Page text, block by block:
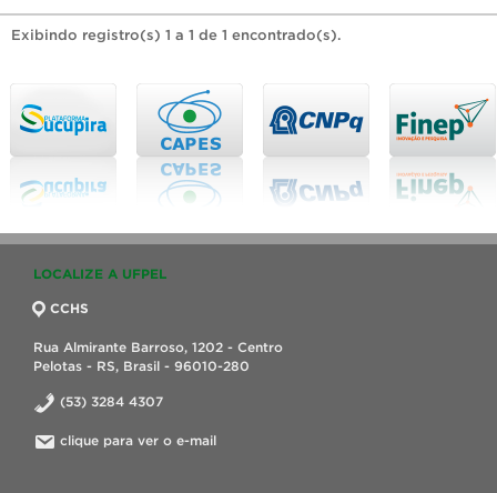
Exibindo registro(s) 1 a 1 de 1 encontrado(s).
LOCALIZE A UFPEL
CCHS
Rua Almirante Barroso, 1202 - Centro
Pelotas - RS, Brasil - 96010-280
(53) 3284 4307
clique para ver o e-mail